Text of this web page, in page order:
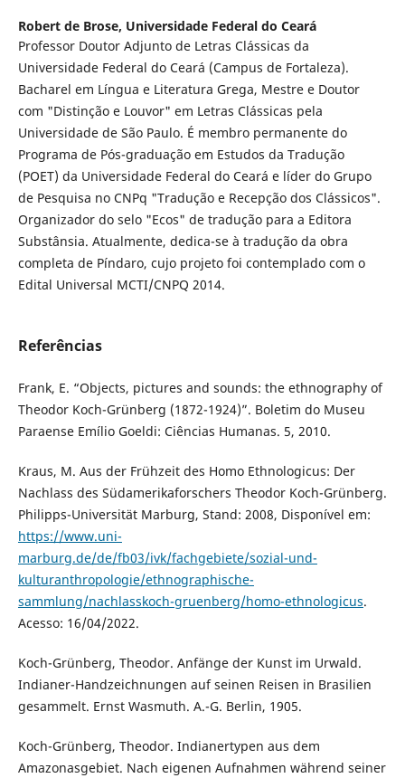
Robert de Brose, Universidade Federal do Ceará
Professor Doutor Adjunto de Letras Clássicas da
Universidade Federal do Ceará (Campus de Fortaleza).
Bacharel em Língua e Literatura Grega, Mestre e Doutor
com "Distinção e Louvor" em Letras Clássicas pela
Universidade de São Paulo. É membro permanente do
Programa de Pós-graduação em Estudos da Tradução
(POET) da Universidade Federal do Ceará e líder do Grupo
de Pesquisa no CNPq "Tradução e Recepção dos Clássicos".
Organizador do selo "Ecos" de tradução para a Editora
Substânsia. Atualmente, dedica-se à tradução da obra
completa de Píndaro, cujo projeto foi contemplado com o
Edital Universal MCTI/CNPQ 2014.
Referências
Frank, E. “Objects, pictures and sounds: the ethnography of
Theodor Koch-Grünberg (1872-1924)”. Boletim do Museu
Paraense Emílio Goeldi: Ciências Humanas. 5, 2010.
Kraus, M. Aus der Frühzeit des Homo Ethnologicus: Der
Nachlass des Südamerikaforschers Theodor Koch-Grünberg.
Philipps-Universität Marburg, Stand: 2008, Disponível em:
https://www.uni-
marburg.de/de/fb03/ivk/fachgebiete/sozial-und-
kulturanthropologie/ethnographische-
sammlung/nachlasskoch-gruenberg/homo-ethnologicus.
Acesso: 16/04/2022.
Koch-Grünberg, Theodor. Anfänge der Kunst im Urwald.
Indianer-Handzeichnungen auf seinen Reisen in Brasilien
gesammelt. Ernst Wasmuth. A.-G. Berlin, 1905.
Koch-Grünberg, Theodor. Indianertypen aus dem
Amazonasgebiet. Nach eigenen Aufnahmen während seiner